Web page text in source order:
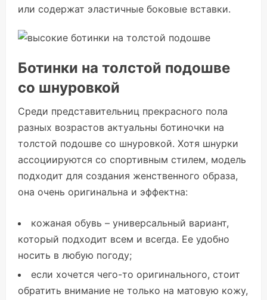
или содержат эластичные боковые вставки.
Ботинки на толстой подошве
со шнуровкой
Среди представительниц прекрасного пола
разных возрастов актуальны ботиночки на
толстой подошве со шнуровкой. Хотя шнурки
ассоциируются со спортивным стилем, модель
подходит для создания женственного образа,
она очень оригинальна и эффектна:
кожаная обувь – универсальный вариант,
который подходит всем и всегда. Ее удобно
носить в любую погоду;
если хочется чего-то оригинального, стоит
обратить внимание не только на матовую кожу,